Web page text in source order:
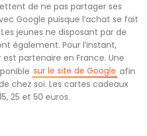
de ne pas partager ses
Google puisque l’achat se fait
jeunes ne disposant par de
également. Pour l’instant,
est partenaire en France. Une
sur le site de Google afin
chez soi. Les cartes cadeaux
25 et 50 euros.